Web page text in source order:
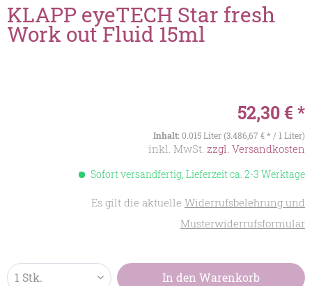
KLAPP eyeTECH Star fresh
Work out Fluid 15ml
52,30 € *
Inhalt:0.015 Liter (3.486,67 € * / 1 Liter)
inkl. MwSt. zzgl. Versandkosten
Sofort versandfertig, Lieferzeit ca. 2-3 Werktage
Es gilt die aktuelle Widerrufsbelehrung und
Musterwiderrufsformular
In den Warenkorb